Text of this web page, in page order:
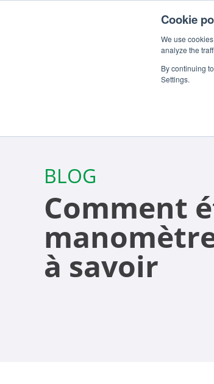
Cookie
We use
analyze the
By continuing
Settings.
FR
BLOG
Comment
à savoir